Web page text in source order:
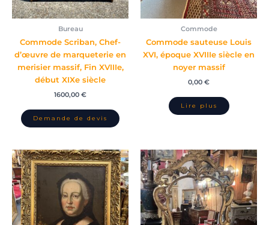
Bureau
Commode Scriban, Chef-
d’œuvre de marqueterie en
merisier massif, Fin XVIIIe,
début XIXe siècle
1600,00 €
Commode
Commode sauteuse Louis
XVI, époque XVIIIe siècle en
noyer massif
0,00 €